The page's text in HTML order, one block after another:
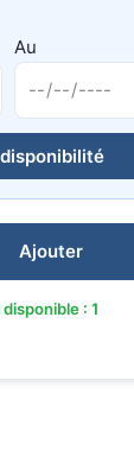
Au
Ajouter
: 1